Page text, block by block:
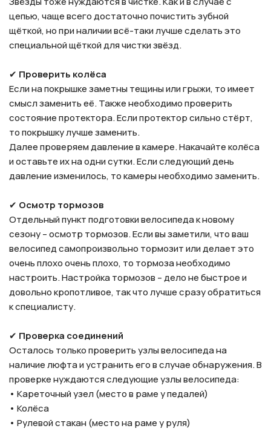
цепью, чаще всего достаточно почистить зубной
щёткой, но при наличии всё-таки лучше сделать это
специальной щёткой для чистки звёзд.
✔ Проверить колёса
Если на покрышке заметны тещины или грыжи, то имеет
смысл заменить её. Также необходимо проверить
состояние протектора. Если протектор сильно стёрт,
то покрышку лучше заменить.
Далее проверяем давление в камере. Накачайте колёса
и оставьте их на одни сутки. Если следующий день
давление изменилось, то камеры необходимо заменить.
✔ Осмотр тормозов
Отдельный пункт подготовки велосипеда к новому
сезону – осмотр тормозов. Если вы заметили, что ваш
велосипед самопроизвольно тормозит или делает это
очень плохо очень плохо, то тормоза необходимо
настроить. Настройка тормозов – дело не быстрое и
довольно кропотливое, так что лучше сразу обратиться
к специалисту.
✔ Проверка соединений
Осталось только проверить узлы велосипеда на
наличие люфта и устранить его в случае обнаружения. В
проверке нуждаются следующие узлы велосипеда:
• Кареточный узел (место в раме у педалей)
• Колёса
• Рулевой стакан (место на раме у руля)